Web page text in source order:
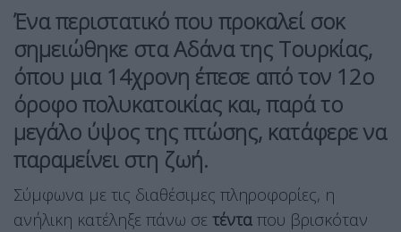
Ένα περιστατικό που προκαλεί σοκ
σημειώθηκε σταΑδάνατης Τουρκίας,
όπου μια 14χρονη έπεσε από τον 12ο
όροφοπολυκατοικίας και, παρά το
μεγάλο ύψος της πτώσης, κατάφερε να
παραμείνει στη ζωή.
Σύμφωνα με τις διαθέσιμες πληροφορίες, η
ανήλικη κατέληξε πάνω σε τέντα που βρισκόταν